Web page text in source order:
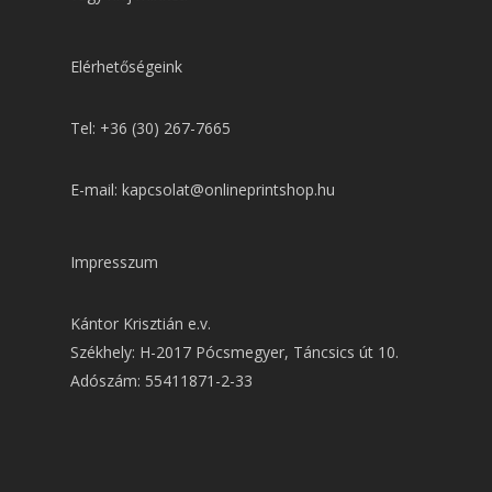
Elérhetőségeink
Tel: +36 (30) 267-7665
E-mail: kapcsolat@onlineprintshop.hu
Impresszum
Kántor Krisztián e.v.
Székhely: H-2017 Pócsmegyer, Táncsics út 10.
Adószám: 55411871-2-33